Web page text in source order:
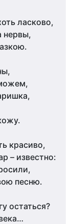
ласково,
нервы,
красиво,
– известно:
песню.
остаться?